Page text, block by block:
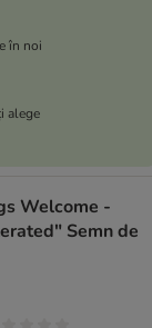
în noi
alege
Welcome -
Semn de